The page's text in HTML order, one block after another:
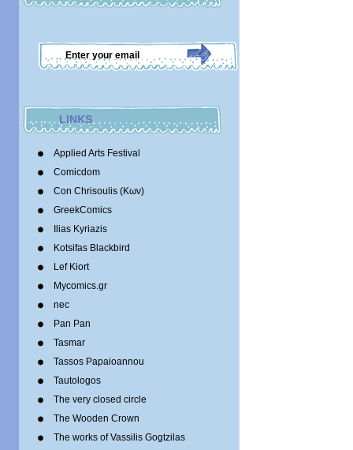
LINKS
Applied Arts Festival
Comicdom
Con Chrisoulis (Κων)
GreekComics
Ilias Kyriazis
Kotsifas Blackbird
Lef Kiort
Mycomics.gr
nec
Pan Pan
Tasmar
Tassos Papaioannou
Tautologos
The very closed circle
The Wooden Crown
The works of Vassilis Gogtzilas